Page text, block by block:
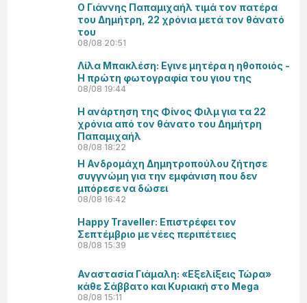
Ο Γιάννης Παπαμιχαήλ τιμά τον πατέρα
του Δημήτρη, 22 χρόνια μετά τον θάνατό
του
08/08 20:51
Λίλα Μπακλέση: Εγινε μητέρα η ηθοποιός -
Η πρώτη φωτογραφία του γιου της
08/08 19:44
Η ανάρτηση της Φίνος Φιλμ για τα 22
χρόνια από τον θάνατο του Δημήτρη
Παπαμιχαήλ
08/08 18:22
Η Ανδρομάχη Δημητροπούλου ζήτησε
συγγνώμη για την εμφάνιση που δεν
μπόρεσε να δώσει
08/08 16:42
Happy Traveller: Επιστρέφει τον
Σεπτέμβριο με νέες περιπέτειες
08/08 15:39
Αναστασία Γιάμαλη: «Εξελίξεις Τώρα»
κάθε Σάββατο και Κυριακή στο Mega
08/08 15:11